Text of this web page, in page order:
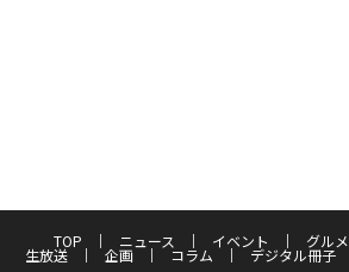
TOP ニュース イベント グルメ
生放送 企画 コラム デジタル冊子